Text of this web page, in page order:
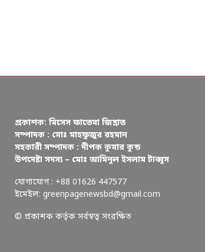
প্রকাশক: মিসেস ফাতেমা জিন্নাত
সম্পাদক : মোঃ মাহফুজুর রহমান
সহকারী সম্পাদক : দীপক কুমার কুন্ড
উপদেষ্টা সদস্য – মোঃ আমিনুল ইসলাম টাব্বুস
যোগাযোগ : +88 01626 447577
ইমেইল: greenpagenewsbd@gmail.com
© প্রকাশক কর্তৃক সর্বস্বত্ব সংরক্ষিত